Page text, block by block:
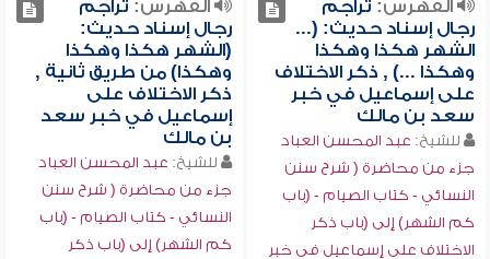
الفهرس: تراجم
رجال إسناد حديث: (...
الشهر هكذا وهكذا
وهكذا ...) , ذكر الاختلاف
على إسماعيل في خبر
سعد بن مالك
للشيخ: عبد المحسن العباد
جزء من محاضرة ( شرح سنن
النسائي - كتاب الصيام - (باب
كم الشهر) إلى (باب ذكر
الاختلاف على إسماعيل في خبر
الفهرس: تراجم
رجال إسناد حديث:
(الشهر هكذا وهكذا
وهكذا) من طريق ثانية ,
ذكر الاختلاف على
إسماعيل في خبر سعد
بن مالك
للشيخ: عبد المحسن العباد
جزء من محاضرة ( شرح سنن
النسائي - كتاب الصيام - (باب
كم الشهر) إلى (باب ذكر